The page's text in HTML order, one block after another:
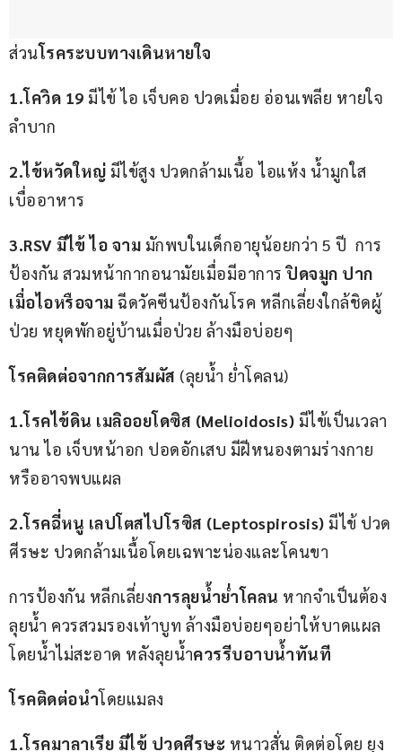
ส่วนโรคระบบทางเดินหายใจ
1.โควิด 19 มีไข้ ไอ เจ็บคอ ปวดเมื่อย อ่อนเพลีย หายใจ
ลำบาก
2.ไข้หวัดใหญ่ มีไข้สูง ปวดกล้ามเนื้อ ไอแห้ง น้ำมูกใส
เบื่ออาหาร
3.RSV มีไข้ ไอ จาม มักพบในเด็กอายุน้อยกว่า 5 ปี  การ
ป้องกัน สวมหน้ากากอนามัยเมื่อมีอาการ ปิดจมูก ปาก
เมื่อไอหรือจาม ฉีดวัคซีนป้องกันโรค หลีกเลี่ยงใกล้ชิดผู้
ป่วย หยุดพักอยู่บ้านเมื่อป่วย ล้างมือบ่อยๆ
โรคติดต่อจากการสัมผัส (ลุยน้ำ ย่ำโคลน)
1.โรคไข้ดิน เมลิออยโดซิส (Melioidosis) มีไข้เป็นเวลา
นาน ไอ เจ็บหน้าอก ปอดอักเสบ มีฝีหนองตามร่างกาย
หรืออาจพบแผล
2.โรคฉี่หนู เลปโตสไปโรซิส (Leptospirosis) มีไข้ ปวด
ศีรษะ ปวดกล้ามเนื้อโดยเฉพาะน่องและโคนขา
การป้องกัน หลีกเลี่ยงการลุยน้ำย่ำโคลน หากจำเป็นต้อง
ลุยน้ำ ควรสวมรองเท้าบูท ล้างมือบ่อยๆอย่าให้บาดแผล
โดยน้ำไม่สะอาด หลังลุยน้ำควรรีบอาบน้ำทันที
โรคติดต่อนำโดยแมลง
1.โรคมาลาเรีย มีไข้ ปวดศีรษะ หนาวสั่น ติดต่อโดย ยุง